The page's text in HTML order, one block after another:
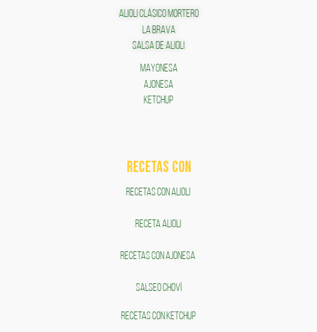
ALIOLI CLÁSICO MORTERO
LA BRAVA
SALSA DE ALIOLI
MAYONESA
AJONESA
KETCHUP
RECETAS COn
RECETAS CON ALIOLI
RECETA ALIOLI
RECETAS CON AJONESA
SALSEO CHOVÍ
RECETAS CON KETCHUP